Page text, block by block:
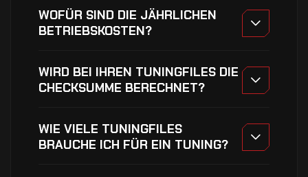
WOFÜR SIND DIE JÄHRLICHEN
BETRIEBSKOSTEN?
WIRD BEI IHREN TUNINGFILES DIE
CHECKSUMME BERECHNET?
WIE VIELE TUNINGFILES
BRAUCHE ICH FÜR EIN TUNING?